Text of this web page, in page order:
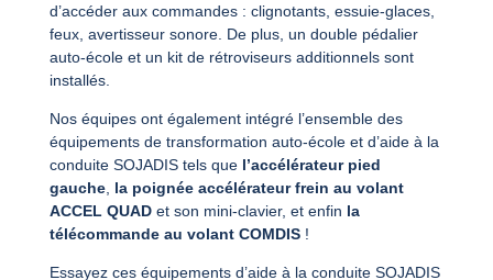
d’accéder aux commandes : clignotants, essuie-glaces,
feux, avertisseur sonore. De plus, un double pédalier
auto-école et un kit de rétroviseurs additionnels sont
installés.
Nos équipes ont également intégré l’ensemble des
équipements de transformation auto-école et d’aide à la
conduite SOJADIS tels que l’accélérateur pied
gauche, la poignée accélérateur frein au volant
ACCEL QUADet son mini-clavier, et enfin la
télécommande au volant COMDIS!
Essayez ces équipements d’aide à la conduite SOJADIS